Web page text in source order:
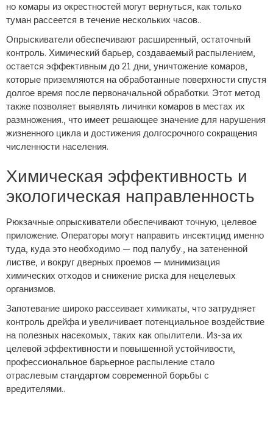
но комары из окрестностей могут вернуться, как только
туман рассеется в течение нескольких часов..
Опрыскиватели обеспечивают расширенный, остаточный
контроль. Химический барьер, создаваемый распылением,
остается эффективным до 21 дни, уничтожение комаров,
которые приземляются на обработанные поверхности спустя
долгое время после первоначальной обработки. Этот метод
также позволяет выявлять личинки комаров в местах их
размножения., что имеет решающее значение для нарушения
жизненного цикла и достижения долгосрочного сокращения
численности населения.
Химическая эффективность и
экологическая направленность
Рюкзачные опрыскиватели обеспечивают точную, целевое
приложение. Операторы могут направить инсектицид именно
туда, куда это необходимо — под палубу., на затененной
листве, и вокруг дверных проемов — минимизация
химических отходов и снижение риска для нецелевых
организмов.
Запотевание широко рассеивает химикаты, что затрудняет
контроль дрейфа и увеличивает потенциальное воздействие
на полезных насекомых, таких как опылители.. Из-за их
целевой эффективности и повышенной устойчивости,
профессиональное барьерное распыление стало
отраслевым стандартом современной борьбы с
вредителями..